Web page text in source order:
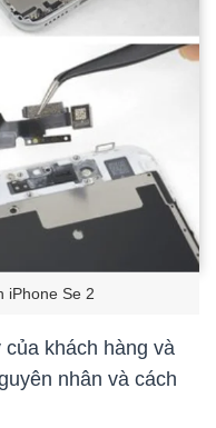
iPhone Se 2
khách hàng và
nhân và cách